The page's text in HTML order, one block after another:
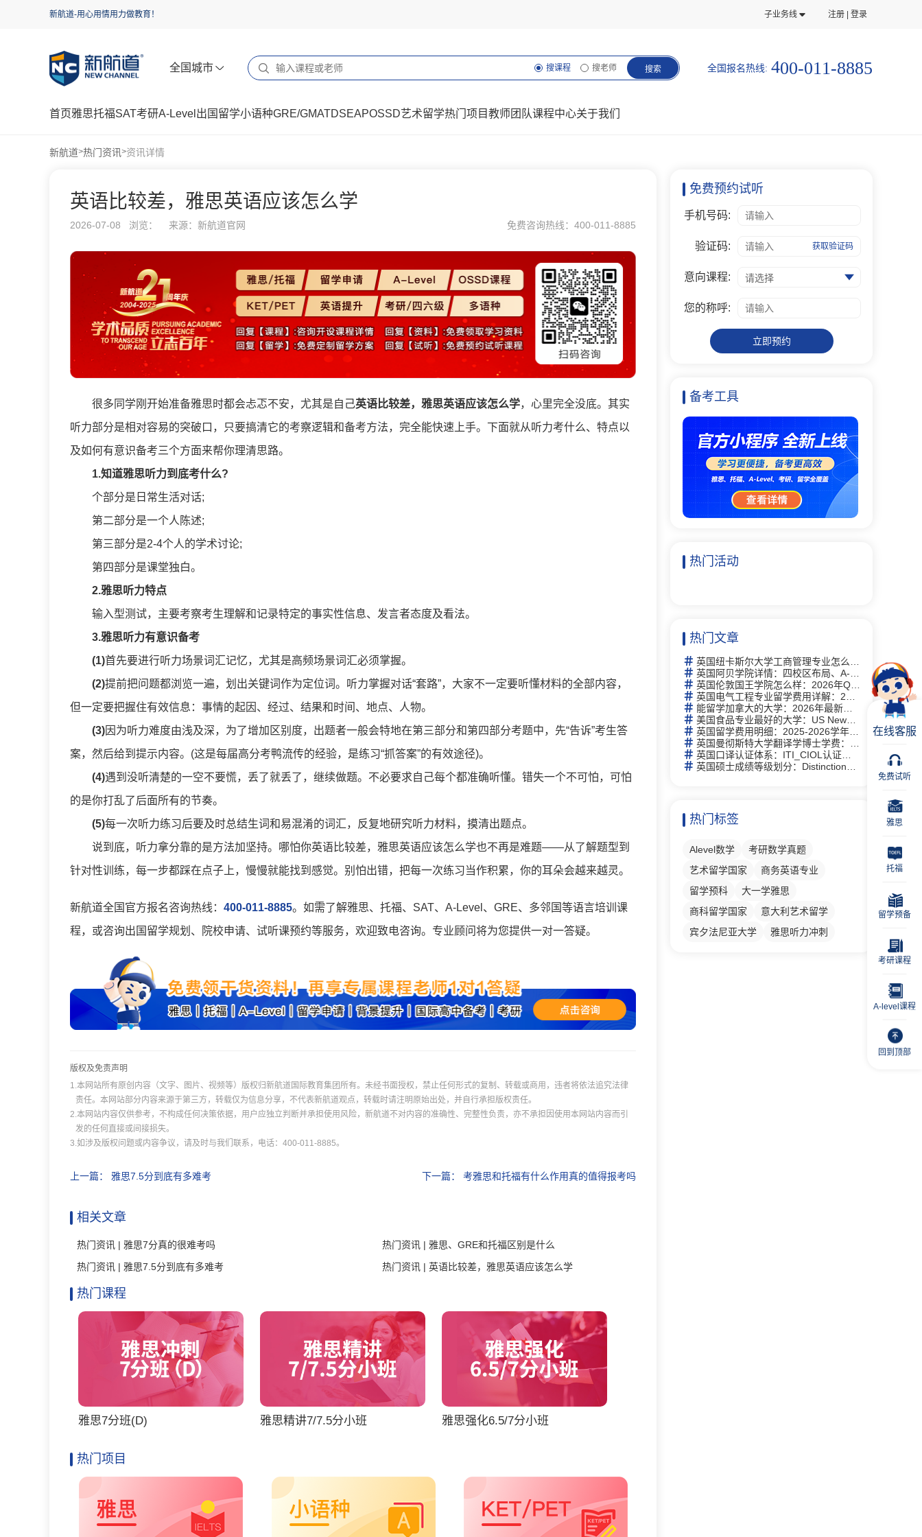
新航道-用心用情用力做教育！ 子业务线 注册 | 登录
全国城市 搜课程 搜老师 搜索 全国报名热线: 400-01 1 -8885
首页雅思托福SAT考研A-Level 出国留学小语种GRE/GMATDSEAPOSSD艺术留学热门项目教师团队课程中心关于我们
新航道>热门资讯>资讯详情
英语比较差，雅思英语应该怎么学
2026-07-08 浏览： 来源：新航道官网 免费咨询热线：400-011-8885
很多同学刚开始准备雅思时都会忐忑不安，尤其是自己英语比较差，雅思英语应该怎么学，心里完全没底。其实
听力部分是相对容易的突破口，只要搞清它的考察逻辑和备考方法，完全能快速上手。下面就从听力考什么、特点以
及如何有意识备考三个方面来帮你理清思路。
1.知道雅思听力到底考什么?
个部分是日常生活对话;
第二部分是一个人陈述;
第三部分是2-4个人的学术讨论;
第四部分是课堂独白。
2.雅思听力特点
输入型测试，主要考察考生理解和记录特定的事实性信息、发言者态度及看法。
3.雅思听力有意识备考
(1)首先要进行听力场景词汇记忆，尤其是高频场景词汇必须掌握。
(2)提前把问题都浏览一遍，划出关键词作为定位词。听力掌握对话“套路”，大家不一定要听懂材料的全部内容，
但一定要把握住有效信息：事情的起因、经过、结果和时间、地点、人物。
(3)因为听力难度由浅及深，为了增加区别度，出题者一般会特地在第三部分和第四部分考题中，先“告诉”考生答
案，然后给到提示内容。(这是每届高分考鸭流传的经验，是练习“抓答案”的有效途径)。
(4)遇到没听清楚的一空不要慌，丢了就丢了，继续做题。不必要求自己每个都准确听懂。错失一个不可怕，可怕
的是你打乱了后面所有的节奏。
(5)每一次听力练习后要及时总结生词和易混淆的词汇，反复地研究听力材料，摸清出题点。
说到底，听力拿分靠的是方法加坚持。哪怕你英语比较差，雅思英语应该怎么学也不再是难题——从了解题型到
针对性训练，每一步都踩在点子上，慢慢就能找到感觉。别怕出错，把每一次练习当作积累，你的耳朵会越来越灵。
新航道全国官方报名咨询热线： 400-011-8885。如需了解雅思、托福、SAT、A-Level、GRE、多邻国等语言培训课
程，或咨询出国留学规划、院校申请、试听课预约等服务，欢迎致电咨询。专业顾问将为您提供一对一答疑。
版权及免责声明
1.本网站所有原创内容（文字、图片、视频等）版权归新航道国际教育集团所有。未经书面授权，禁止任何形式的复制、转载或商用，违者将依法追究法律
责任。本网站部分内容来源于第三方，转载仅为信息分享，不代表新航道观点，转载时请注明原始出处，并自行承担版权责任。
2.本网站内容仅供参考，不构成任何决策依据，用户应独立判断并承担使用风险，新航道不对内容的准确性、完整性负责，亦不承担因使用本网站内容而引
发的任何直接或间接损失。
3.如涉及版权问题或内容争议，请及时与我们联系，电话：400-011-8885。
上一篇： 雅思7.5分到底有多难考 下一篇： 考雅思和托福有什么作用真的值得报考吗
相关文章
热门资讯 | 雅思7分真的很难考吗
热门资讯 | 雅思、GRE和托福区别是什么
热门资讯 | 雅思7.5分到底有多难考
热门资讯 | 英语比较差，雅思英语应该怎么学
热门课程
雅思7分班(D) 雅思精讲7/7.5分小班 雅思强化6.5/7分小班
热门项目
免费预约试听
手机号码:
验证码: 获取验证码
意向课程: 请选择
您的称呼:
立即预约
备考工具
热门活动
热门文章
英国纽卡斯尔大学工商管理专业怎么样？2026年商学院排名、课程设置与申请要求详解
英国阿贝学院详情：四校区布局、A-Level课程与升学指南
英国伦敦国王学院怎么样：2026年QS排名、学费、专业与申请指南
英国电气工程专业留学费用详解：2025-2026年学费+生活费全攻略
能留学加拿大的大学：2026年最新名单，这些学校录取率暴涨40%！
美国食品专业最好的大学：US News排名与申请指南
英国留学费用明细：2025-2026学年学费、生活费与预算规划
英国曼彻斯特大学翻译学博士学费：人文社科博士费用与资助指南
英国口译认证体系：ITI_CIOL认证路径与DPSI核心资格指南
英国硕士成绩等级划分：Distinction、Merit与Pass详解
热门标签
Alevel数学
考研数学真题
艺术留学国家
商务英语专业
留学预科
大一学雅思
商科留学国家
意大利艺术留学
宾夕法尼亚大学
雅思听力冲刺
在线客服
免费试听
雅思
托福
留学预备
考研课程
A-level课程
回到顶部
* 手机号:
验证码: 获取验证码
登录
首次登录自动注册账号 收不到验证码?